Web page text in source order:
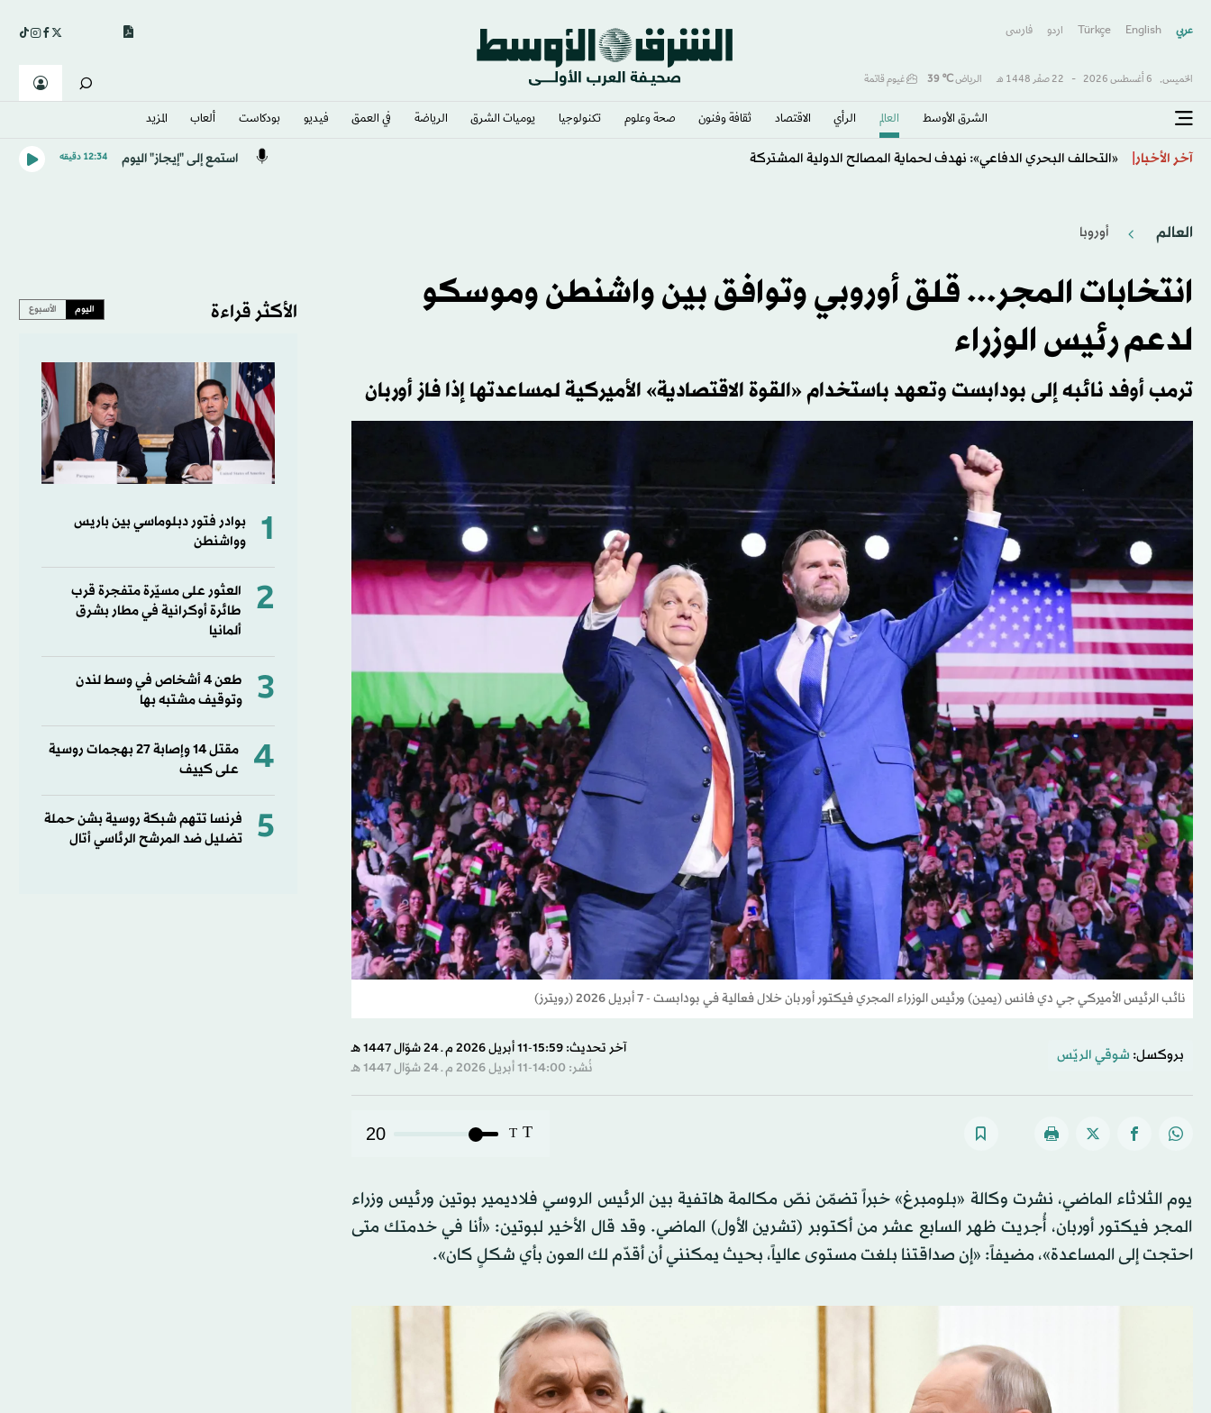
عربي English
Türkçe اردو فارسى
الخميس, 6 أغسطس 2026 - 22 صفَر 1448 هـ الرياض℃
39 غيوم قاتمة
الشرق الأوسط​ العالم الرأي الاقتصاد ثقافة وفنون صحة وعلوم تكنولوجيا يوميات الشرق​ الرياضة في العمق فيديو بودكاست ألعاب المزيد
آخر الأخبار
مهرجان «لوكارنو» يُحاكم هوليوود وسنوات المكارثية
استمع إلى "إيجاز" اليوم 12:34 دقيقه
العالم أوروبا
انتخابات المجر... قلق أوروبي وتوافق بين واشنطن وموسكو
لدعم رئيس الوزراء
ترمب أوفد نائبه إلى بودابست وتعهد باستخدام «القوة الاقتصادية» الأميركية لمساعدتها إذا فاز أوربان
نائب الرئيس الأميركي جي دي فانس (يمين) ورئيس الوزراء المجري فيكتور أوربان خلال فعالية في بودابست - 7 أبريل 2026 (رويترز)
بروكسل: شوقي الريّس
آخر تحديث: 15:59-11 أبريل 2026 م ـ 24 شوّال 1447 هـ
نُشر: 14:00-11 أبريل 2026 م ـ 24 شوّال 1447 هـ
T
T
20
يوم الثلاثاء الماضي، نشرت وكالة «بلومبرغ» خبراً تضمّن نصّ مكالمة هاتفية بين الرئيس الروسي فلاديمير بوتين ورئيس وزراء
المجر فيكتور أوربان، أُجريت ظهر السابع عشر من أكتوبر (تشرين الأول) الماضي. وقد قال الأخير لبوتين: «أنا في خدمتك متى
احتجت إلى المساعدة»، مضيفاً: «إن صداقتنا بلغت مستوى عالياً، بحيث يمكنني أن أقدّم لك العون بأي شكلٍ كان».
الأكثر قراءة اليوم الأسبوع
1
بوادر فتور دبلوماسي بين باريس
وواشنطن
2
العثور على مسيّرة متفجرة قرب
طائرة أوكرانية في مطار بشرق
ألمانيا
3
طعن 4 أشخاص في وسط لندن
وتوقيف مشتبه بها
4
مقتل ⁠14 وإصابة ‌27 بهجمات روسية
على كييف
5
فرنسا تتهم شبكة روسية بشن حملة
تضليل ضد المرشح الرئاسي أتال